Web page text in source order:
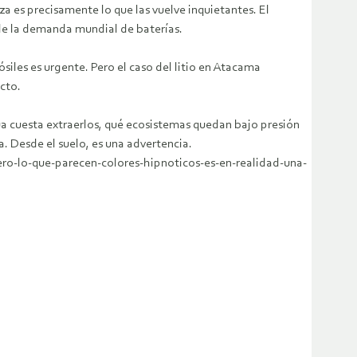
es precisamente lo que las vuelve inquietantes. El
la demanda mundial de baterías.
es urgente. Pero el caso del litio en Atacama
cuesta extraerlos, qué ecosistemas quedan bajo presión
Desde el suelo, es una advertencia.
lo-que-parecen-colores-hipnoticos-es-en-realidad-una-